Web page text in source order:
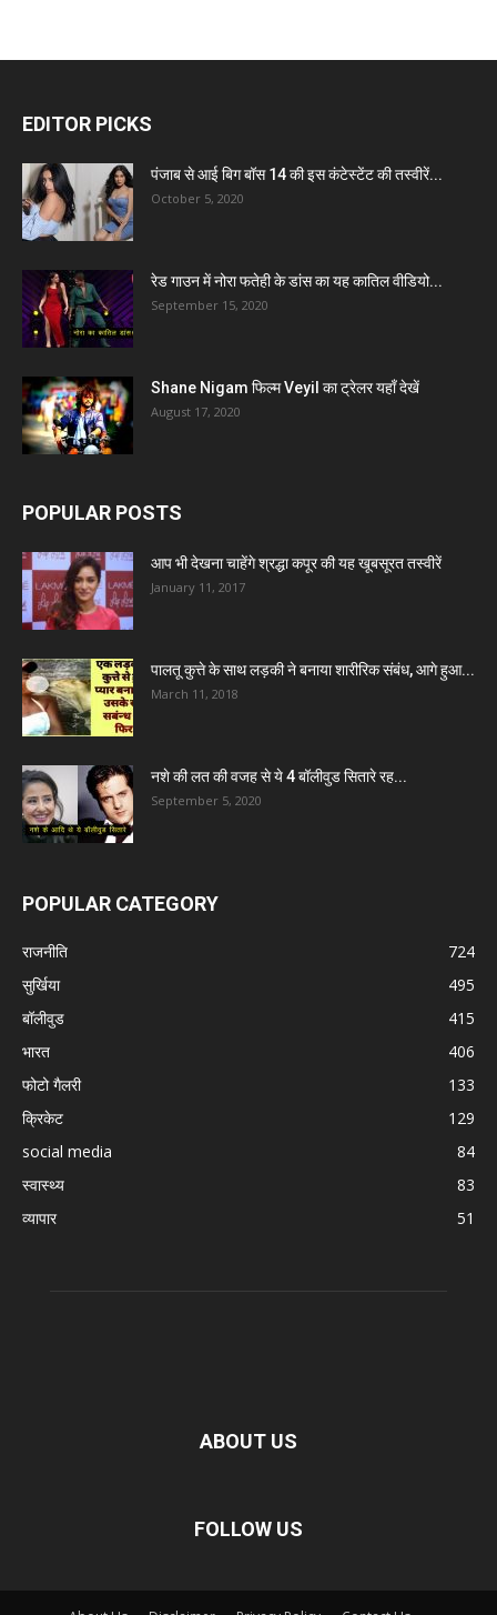
EDITOR PICKS
पंजाब से आई बिग बॉस 14 की इस कंटेस्टेंट की तस्वीरें...
October 5, 2020
रेड गाउन में नोरा फतेही के डांस का यह कातिल वीडियो...
September 15, 2020
Shane Nigam फिल्म Veyil का ट्रेलर यहाँ देखें
August 17, 2020
POPULAR POSTS
आप भी देखना चाहेंगे श्रद्धा कपूर की यह खूबसूरत तस्वीरें
January 11, 2017
पालतू कुत्ते के साथ लड़की ने बनाया शारीरिक संबंध, आगे हुआ...
March 11, 2018
नशे की लत की वजह से ये 4 बॉलीवुड सितारे रह...
September 5, 2020
POPULAR CATEGORY
राजनीति
724
सुर्खिया
495
बॉलीवुड
415
भारत
406
फोटो गैलरी
133
क्रिकेट
129
social media
84
स्वास्थ्य
83
व्यापार
51
ABOUT US
FOLLOW US